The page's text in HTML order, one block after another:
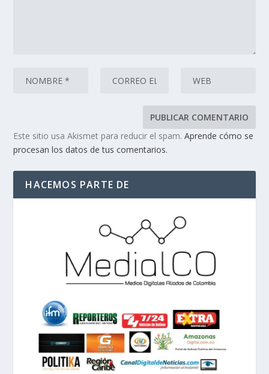
Este sitio usa Akismet para reducir el spam.Aprende cómo se
procesan los datos de tus comentarios.
HACEMOS PARTE DE